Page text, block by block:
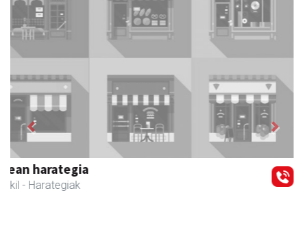
Zubimusu Ikastola
Zizurkil - Hezkuntza
Previous